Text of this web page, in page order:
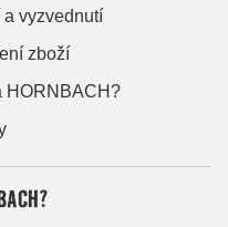
a vyzvednutí
zboží
HORNBACH?